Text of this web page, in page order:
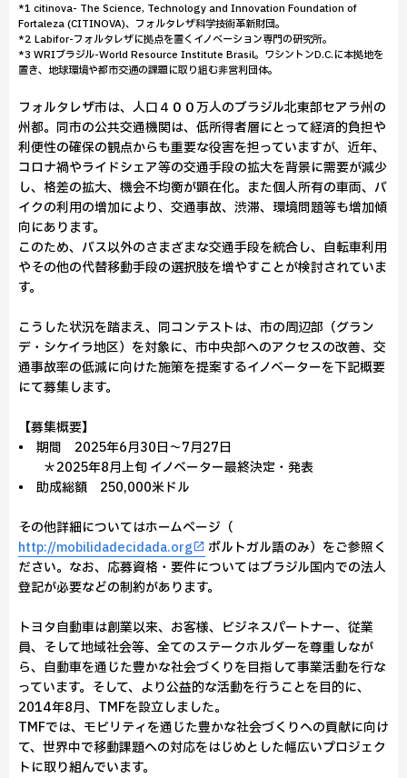
*1 citinova- The Science, Technology and Innovation Foundation of
Fortaleza (CITINOVA)、フォルタレザ科学技術革新財団。
*2 Labifor-フォルタレザに拠点を置くイノベーション専門の研究所。
*3 WRIブラジル-World Resource Institute Brasil。ワシントンD.C.に本拠地を
置き、地球環境や都市交通の課題に取り組む非営利団体。
フォルタレザ市は、人口４００万人のブラジル北東部セアラ州の
州都。同市の公共交通機関は、低所得者層にとって経済的負担や
利便性の確保の観点からも重要な役害を担っていますが、近年、
コロナ禍やライドシェア等の交通手段の拡大を背景に需要が減少
し、格差の拡大、機会不均衡が顕在化。また個人所有の車両、バ
イクの利用の増加により、交通事故、渋滞、環境問題等も増加傾
向にあります。
このため、バス以外のさまざまな交通手段を統合し、自転車利用
やその他の代替移動手段の選択肢を増やすことが検討されていま
す。
こうした状況を踏まえ、同コンテストは、市の周辺部（グラン
デ・シケイラ地区）を対象に、市中央部へのアクセスの改善、交
通事故率の低減に向けた施策を提案するイノベーターを下記概要
にて募集します。
【募集概要】
• 期間 2025年6月30日～7月27日
＊2025年8月上旬 イノベーター最終決定・発表
• 助成総額 250,000米ドル
その他詳細についてはホームページ（
http://mobilidadecidada.org
ポルトガル語のみ）をご参照く
ださい。なお、応募資格・要件についてはブラジル国内での法人
登記が必要などの制約があります。
トヨタ自動車は創業以来、お客様、ビジネスパートナー、従業
員、そして地域社会等、全てのステークホルダーを尊重しなが
ら、自動車を通じた豊かな社会づくりを目指して事業活動を行な
っています。そして、より公益的な活動を行うことを目的に、
2014年8月、TMFを設立しました。
TMFでは、モビリティを通じた豊かな社会づくりへの貢献に向け
て、世界中で移動課題への対応をはじめとした幅広いプロジェク
トに取り組んでいます。